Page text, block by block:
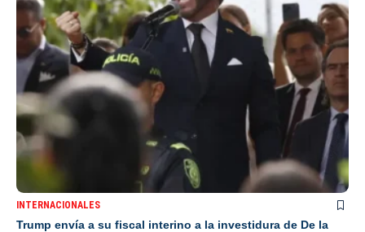
INTERNACIONALES
Trump envía a su fiscal interino a la investidura de De la